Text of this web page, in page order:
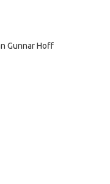
Gunnar Hoff